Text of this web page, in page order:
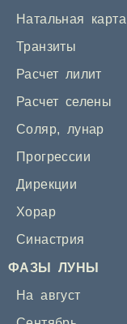
Натальная карта
Транзиты
Расчет лилит
Расчет селены
Соляр, лунар
Прогрессии
Дирекции
Хорар
Синастрия
ФАЗЫ ЛУНЫ
На август